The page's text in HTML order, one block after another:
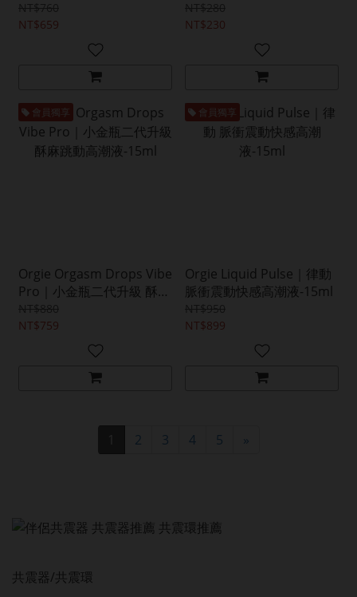
NT$659
NT$230
會員獨享
Orgie Orgasm Drops Vibe
Pro｜小金瓶二代升級 酥麻
NT$759
會員獨享
Orgie Liquid Pulse｜律動
脈衝震動快感高潮液-15ml
NT$899
2 3 4 5 »
共震器/共震環